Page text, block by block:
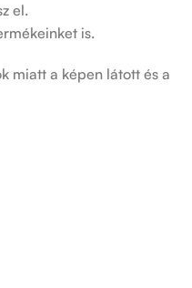
el.
is.
miatt a képen látott és a